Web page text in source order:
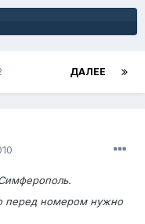
ДАЛЕЕ
перед номером нужно